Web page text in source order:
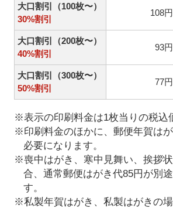
大口割引（100枚〜）
30%割引
108円
大口割引（200枚〜）
40%割引
93円
大口割引（300枚〜）
50%割引
77円
※表示の印刷料金は1枚当りの税込
※印刷料金のほかに、郵便年賀は
必要になります。
※喪中はがき、寒中見舞い、挨拶
合、通常郵便はがき代85円が別
す。
※私製年賀はがき、私製はがきの